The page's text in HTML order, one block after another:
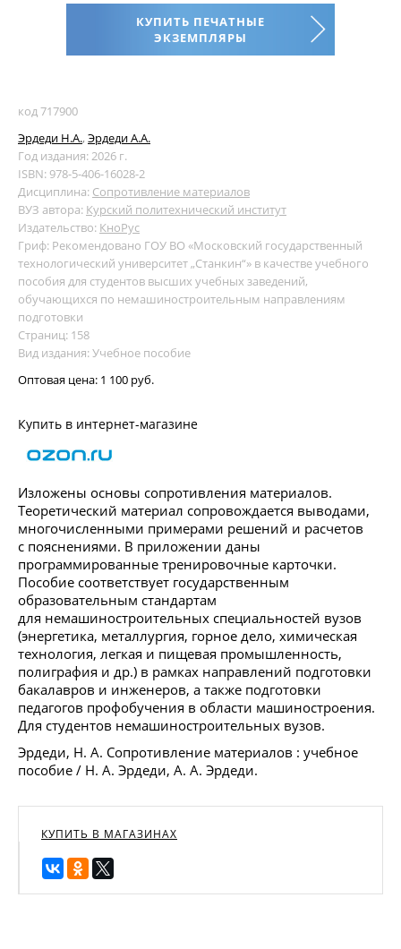
КУПИТЬ ПЕЧАТНЫЕ
ЭКЗЕМПЛЯРЫ
код 717900
Эрдеди Н.А., Эрдеди А.А.
Год издания: 2026 г.
ISBN: 978-5-406-16028-2
Дисциплина: Сопротивление материалов
ВУЗ автора: Курский политехнический институт
Издательство: КноРус
Гриф: Рекомендовано ГОУ ВО «Московский государственный
технологический университет „Станкин“» в качестве учебного
пособия для студентов высших учебных заведений,
обучающихся по немашиностроительным направлениям
подготовки
Страниц: 158
Вид издания: Учебное пособие
Оптовая цена: 1 100 руб.
Купить в интернет-магазине
Изложены основы сопротивления материалов.
Теоретический материал сопровождается выводами,
многочисленными примерами решений и расчетов
с пояснениями. В приложении даны
программированные тренировочные карточки.
Пособие соответствует государственным
образовательным стандартам
для немашиностроительных специальностей вузов
(энергетика, металлургия, горное дело, химическая
технология, легкая и пищевая промышленность,
полиграфия и др.) в рамках направлений подготовки
бакалавров и инженеров, а также подготовки
педагогов профобучения в области машиностроения.
Для студентов немашиностроительных вузов.
Эрдеди, Н. А. Сопротивление материалов : учебное
пособие / Н. А. Эрдеди, А. А. Эрдеди.
КУПИТЬ В МАГАЗИНАХ